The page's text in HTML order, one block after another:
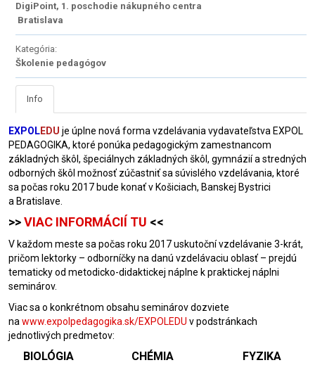
DigiPoint, 1. poschodie nákupného centra
Bratislava
Kategória:
Školenie pedagógov
Info
EXPOLEDU je úplne nová forma vzdelávania vydavateľstva EXPOL
PEDAGOGIKA, ktoré ponúka pedagogickým zamestnancom
základných škôl, špeciálnych základných škôl, gymnázií a stredných
odborných škôl možnosť zúčastniť sa súvislého vzdelávania, ktoré
sa počas roku 2017 bude konať v Košiciach, Banskej Bystrici
a Bratislave.
>>VIAC INFORMÁCIÍ TU <<
V každom meste sa počas roku 2017 uskutoční vzdelávanie 3-krát,
pričom lektorky – odborníčky na danú vzdelávaciu oblasť – prejdú
tematicky od metodicko-didaktickej náplne k praktickej náplni
seminárov.
Viac sa o konkrétnom obsahu seminárov dozviete
na www.expolpedagogika.sk/EXPOLEDU v podstránkach
jednotlivých predmetov:
BIOLÓGIA CHÉMIA FYZIKA